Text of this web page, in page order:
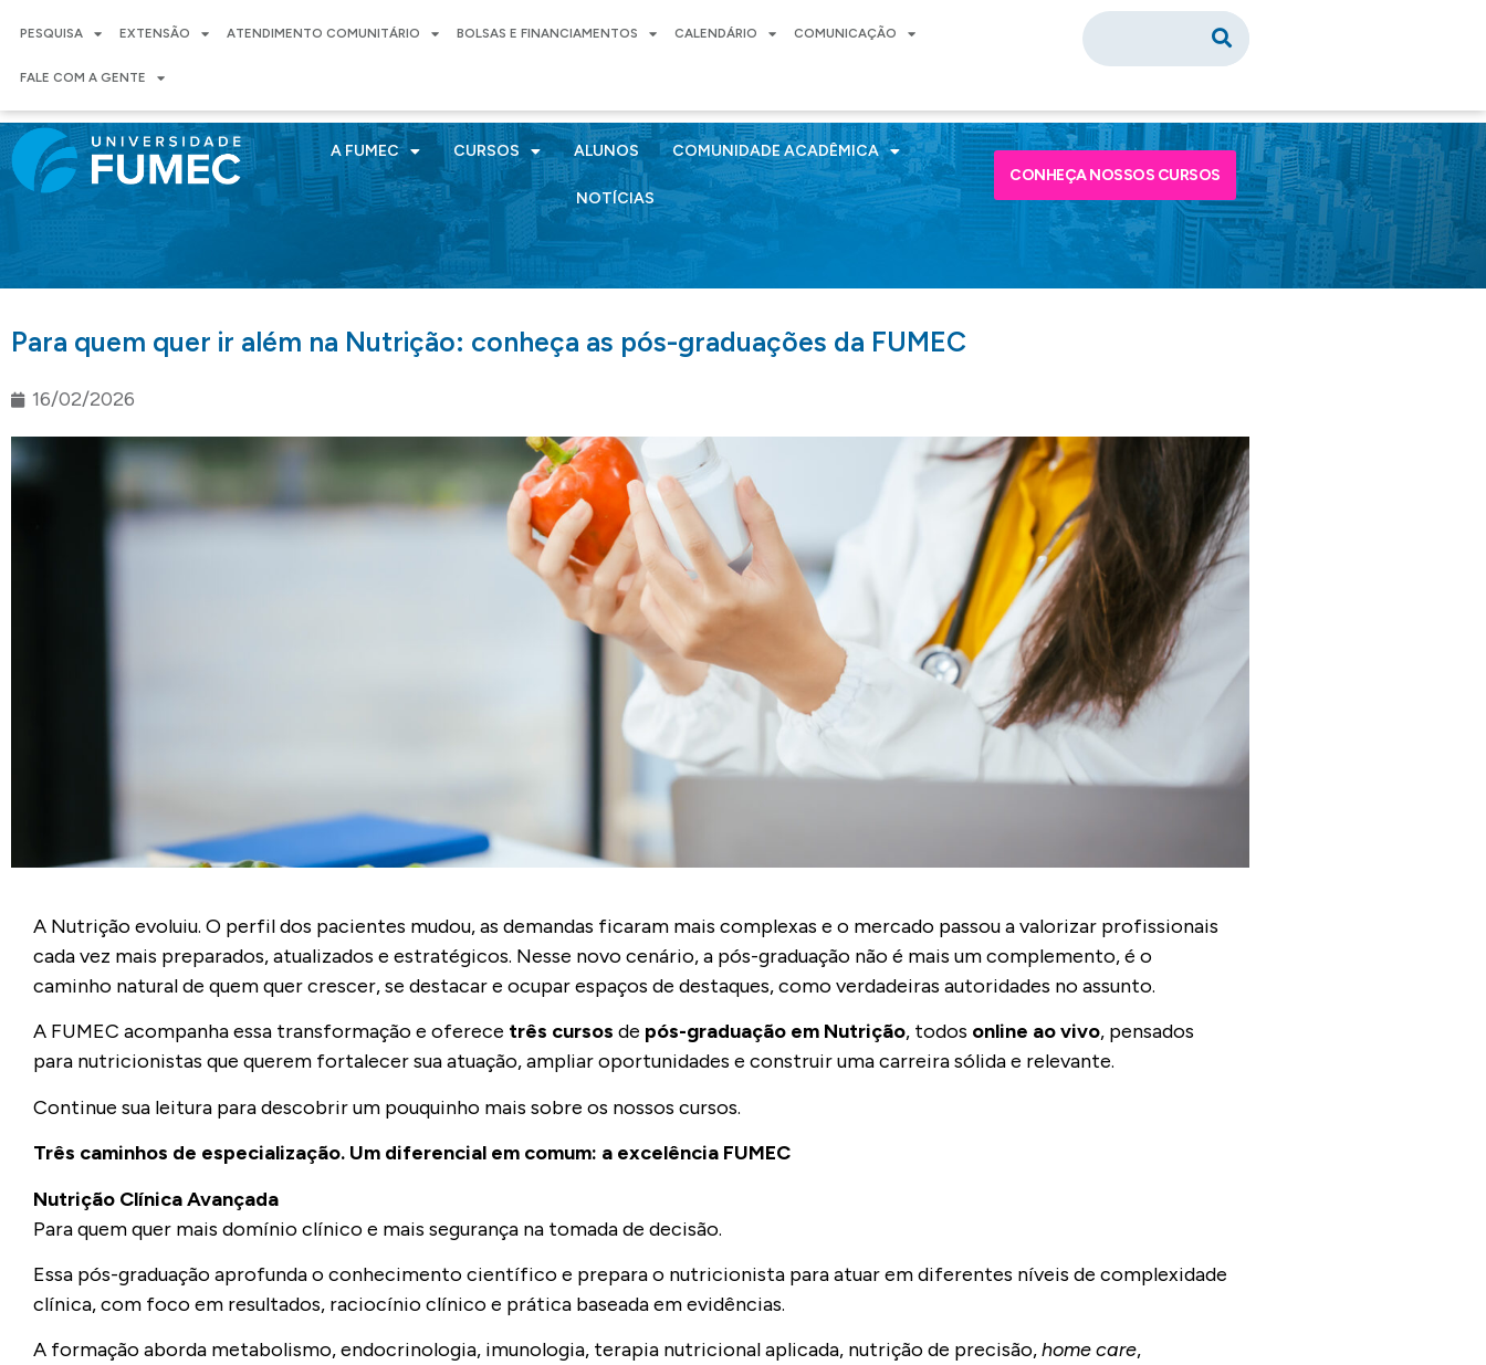
PESQUISA EXTENSÃO ATENDIMENTO COMUNITÁRIO BOLSAS E FINANCIAMENTOS CALENDÁRIO COMUNICAÇÃO
FALE COM A GENTE
A FUMEC CURSOS ALUNOS COMUNIDADE ACADÊMICA
NOTÍCIAS
CONHEÇA NOSSOS CURSOS
Para quem quer ir além na Nutrição: conheça as pós-graduações da FUMEC
16/02/2026
A Nutrição evoluiu. O perfil dos pacientes mudou, as demandas ficaram mais complexas e o mercado passou a valorizar profissionais
cada vez mais preparados, atualizados e estratégicos. Nesse novo cenário, a pós-graduação não é mais um complemento, é o
caminho natural de quem quer crescer, se destacar e ocupar espaços de destaques, como verdadeiras autoridades no assunto.
A FUMEC acompanha essa transformação e oferece três cursos de pós-graduação em Nutrição, todos online ao vivo, pensados
para nutricionistas que querem fortalecer sua atuação, ampliar oportunidades e construir uma carreira sólida e relevante.
Continue sua leitura para descobrir um pouquinho mais sobre os nossos cursos.
Três caminhos de especialização. Um diferencial em comum: a excelência FUMEC
Nutrição Clínica Avançada
Para quem quer mais domínio clínico e mais segurança na tomada de decisão.
Essa pós-graduação aprofunda o conhecimento científico e prepara o nutricionista para atuar em diferentes níveis de complexidade
clínica, com foco em resultados, raciocínio clínico e prática baseada em evidências.
A formação aborda metabolismo, endocrinologia, imunologia, terapia nutricional aplicada, nutrição de precisão,home care,